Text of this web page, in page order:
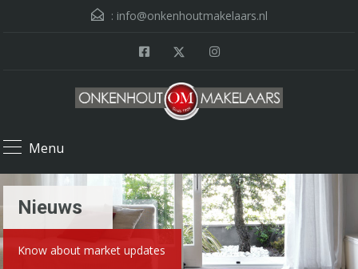
: info@onkenhoutmakelaars.nl
Menu
Nieuws
Know about market updates